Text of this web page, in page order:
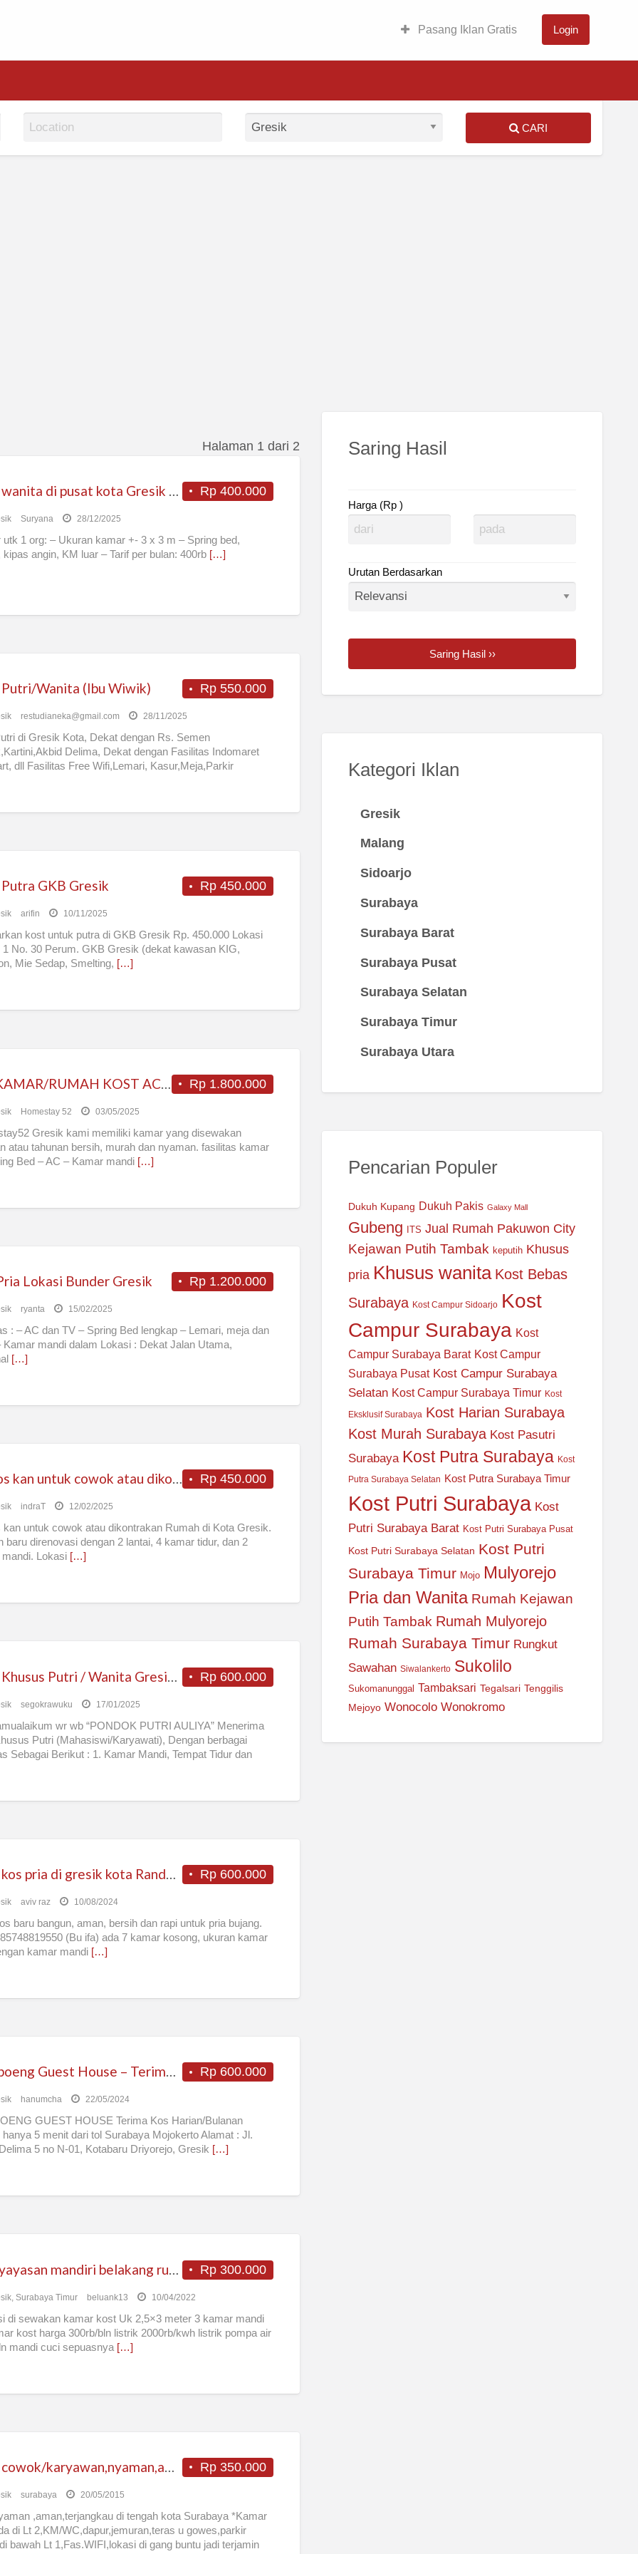
Pasang Iklan Gratis Login
CARI
Halaman 1 dari 2
Rp 400.000
Kost wanita di pusat kota Gresik (BP Kulon)
Suryana 28/12/2025
utk 1 org: – Ukuran kamar +- 3 x 3 m – Spring bed,
kipas angin, KM luar – Tarif per bulan: 400rb […]
Rp 550.000
Wanita (Ibu Wiwik)
restudianeka@gmail.com 28/11/2025
di Gresik Kota, Dekat dengan Rs. Semen
Delima, Dekat dengan Fasilitas Indomaret
dll Fasilitas Free Wifi,Lemari, Kasur,Meja,Parkir
Rp 450.000
GKB Gresik
arifin 10/11/2025
kost untuk putra di GKB Gresik Rp. 450.000 Lokasi
1 No. 30 Perum. GKB Gresik (dekat kawasan KIG,
Mie Sedap, Smelting, […]
Rp 1.800.000
cari KAMAR/RUMAH KOST AC Ekslusif DISEWA di GRESIK – JAWATIMUR
Homestay 52 03/05/2025
Gresik kami memiliki kamar yang disewakan
atau tahunan bersih, murah dan nyaman. fasilitas kamar
Bed – AC – Kamar mandi […]
Rp 1.200.000
Lokasi Bunder Gresik
ryanta 15/02/2025
: – AC dan TV – Spring Bed lengkap – Lemari, meja dan
Kamar mandi dalam Lokasi : Dekat Jalan Utama,
[…]
Rp 450.000
Di Kos kan untuk cowok atau dikontrakan Rumah di Kota Gresik.
indraT 12/02/2025
kan untuk cowok atau dikontrakan Rumah di Kota Gresik.
baru direnovasi dengan 2 lantai, 4 kamar tidur, dan 2
mandi. Lokasi […]
Rp 600.000
segokrawuku 17/01/2025
wr wb “PONDOK PUTRI AULIYA” Menerima
Putri (Mahasiswi/Karyawati), Dengan berbagai
Sebagai Berikut : 1. Kamar Mandi, Tempat Tidur dan
Rp 600.000
Kost kos pria di gresik kota Randuagung (bangunan baru)
aviv raz 10/08/2024
baru bangun, aman, bersih dan rapi untuk pria bujang.
(Bu ifa) ada 7 kamar kosong, ukuran kamar
kamar mandi […]
Rp 600.000
Kampoeng Guest House – Terima Kos Harian/Bulanan
hanumcha 22/05/2024
GUEST HOUSE Terima Kos Harian/Bulanan
hanya 5 menit dari tol Surabaya Mojokerto Alamat : Jl.
5 no N-01, Kotabaru Driyorejo, Gresik […]
Rp 300.000
, Surabaya Timur beluank13 10/04/2022
di sewakan kamar kost Uk 2,5×3 meter 3 kamar mandi
kost harga 300rb/bln listrik 2000rb/kwh listrik pompa air
mandi cuci sepuasnya […]
Rp 350.000
Kost cowok/karyawan,nyaman,aman,terjangkau dekat kampus Unair
surabaya 20/05/2015
,aman,terjangkau di tengah kota Surabaya *Kamar
di Lt 2,KM/WC,dapur,jemuran,teras u gowes,parkir
bawah Lt 1,Fas.WIFI,lokasi di gang buntu jadi terjamin
Saring Hasil
Harga (Rp )
Urutan Berdasarkan
Saring Hasil ››
Kategori Iklan
Gresik
Malang
Sidoarjo
Surabaya
Surabaya Barat
Surabaya Pusat
Surabaya Selatan
Surabaya Timur
Surabaya Utara
Pencarian Populer
Dukuh Kupang Dukuh Pakis Galaxy Mall
Gubeng ITS Jual Rumah Pakuwon City
Kejawan Putih Tambak keputih Khusus
pria Khusus wanita Kost Bebas
Surabaya Kost Campur Sidoarjo Kost
Campur Surabaya Kost
Campur Surabaya Barat Kost Campur
Surabaya Pusat Kost Campur Surabaya
Selatan Kost Campur Surabaya Timur Kost
Eksklusif Surabaya Kost Harian Surabaya
Kost Murah Surabaya Kost Pasutri
Surabaya Kost Putra Surabaya Kost
Putra Surabaya Selatan Kost Putra Surabaya Timur
Kost Putri Surabaya Kost
Putri Surabaya Barat Kost Putri Surabaya Pusat
Kost Putri Surabaya Selatan Kost Putri
Surabaya Timur Mojo Mulyorejo
Pria dan Wanita Rumah Kejawan
Putih Tambak Rumah Mulyorejo
Rumah Surabaya Timur Rungkut
Sawahan Siwalankerto Sukolilo
Sukomanunggal Tambaksari Tegalsari Tenggilis
Mejoyo Wonocolo Wonokromo